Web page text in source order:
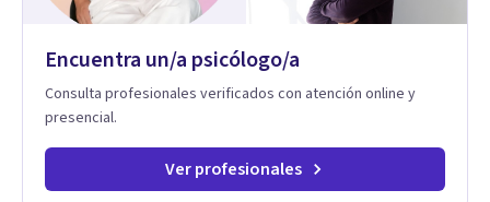
Encuentra un/a psicólogo/a
Consulta profesionales verificados con atención online y
presencial.
Ver profesionales